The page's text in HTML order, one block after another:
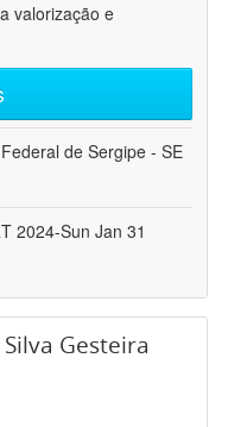
valorização e
de Sergipe - SE
2024-Sun Jan 31
Gesteira